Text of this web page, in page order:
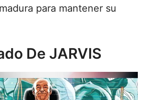
para mantener su
De JARVIS